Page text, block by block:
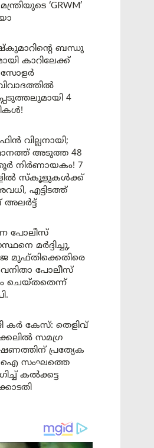
‘GRWM’
ബന്ധു
കാറിലേക്ക്
4
വില്ലനായി;
അടുത്ത 48
നിർണായകം! 7
സ്കൂളുകൾക്ക്
എട്ടിടത്ത്
പോലീസ്
മർദ്ദിച്ചു,
മുഫ്തിക്കെതിരെ
പോലീസ്
ചെയ്തതെന്ന്
കർ കേസ്: തെളിവ്
സമഗ്ര
പ്രത്യേക
സംഘത്തെ
കൽക്കട്ട